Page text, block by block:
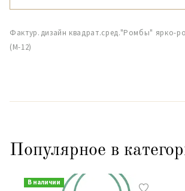
Фактур.дизайн квадрат.сред."Ромбы" ярко-
(М-12)
Популярное в
В наличии